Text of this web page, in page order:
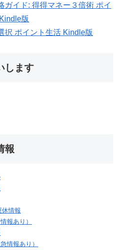
ガイド: 得得マネー３倍術 ポイ
版
択 ポイント生活 Kindle版
します
報
休情報
報あり）
情報あり）